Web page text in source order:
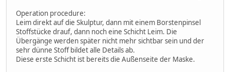
Operation procedure:
Leim direkt auf die Skulptur, dann mit einem Borstenpinsel
Stoffstücke drauf, dann noch eine Schicht Leim. Die
Übergänge werden später nicht mehr sichtbar sein und der
sehr dünne Stoff bildet alle Details ab.
Diese erste Schicht ist bereits die Außenseite der Maske.